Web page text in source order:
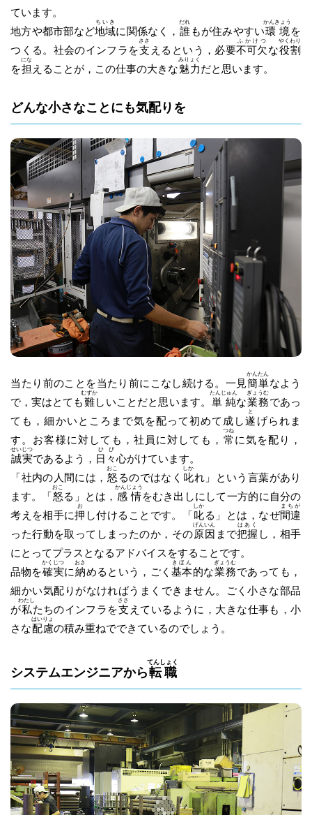
ています。
地方や都市部など地域
ちいき
に関係なく， 誰
だれ
もが住みやすい環境
かんきょう
を
つくる。社会のインフラを支
ささ
えるという，必要不可欠
ふかけつ
な役割
やくわり
を担
にな
えることが，この仕事の大きな魅力
みりょく
だと思います。
どんな小さなことにも気配りを
当たり前のことを当たり前にこなし続ける。一見簡単
かんたん
なよう
で，実はとても難
むずか
しいことだと思います。 単純
たんじゅん
な業務
ぎょうむ
であっ
ても，細かいところまで気を配って初めて成し遂
と
げられま
す。お客様に対しても，社員に対しても， 常
つね
に気を配り，
誠実
せいじつ
であるよう， 日々
ひび
心がけています。
「社内の人間には， 怒
おこ
るのではなく 叱
しか
れ」という言葉があり
ます。「怒
おこ
る」とは， 感情
かんじょう
をむき出しにして一方的に自分の
考えを相手に押
お
し付けることです。「叱
しか
る」とは，なぜ間違
まちが
った行動を取ってしまったのか，その原因
げんいん
まで把握
はあく
し，相手
にとってプラスとなるアドバイスをすることです。
品物を確実
かくじつ
に納
おさ
めるという，ごく基本
きほん
的な業務
ぎょうむ
であっても，
細かい気配りがなければうまくできません。ごく小さな部品
が私
わたし
たちのインフラを支
ささ
えているように，大きな仕事も，小
さな配慮
はいりょ
の積み重ねでできているのでしょう。
システムエンジニアから転職
てんしょく